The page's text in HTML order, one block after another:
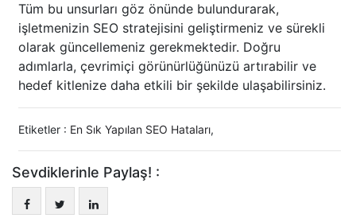
Tüm bu unsurları göz önünde bulundurarak,
işletmenizin SEO stratejisini geliştirmeniz ve sürekli
olarak güncellemeniz gerekmektedir. Doğru
adımlarla, çevrimiçi görünürlüğünüzü artırabilir ve
hedef kitlenize daha etkili bir şekilde ulaşabilirsiniz.
Etiketler : En Sık Yapılan SEO Hataları,
Sevdiklerinle Paylaş! :